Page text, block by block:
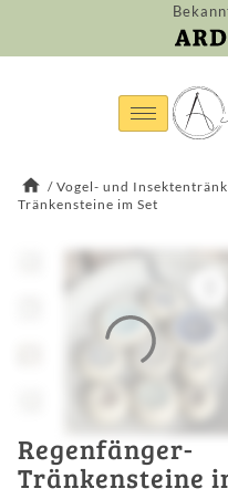
/ Vogel- und
Tränkensteine im Set
Regenfänger-
Tränkensteine